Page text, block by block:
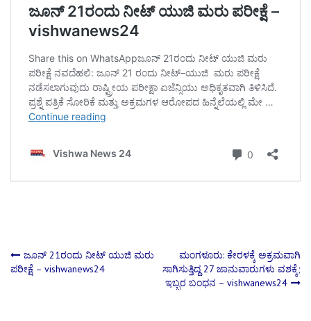
Post
ಜೂನ್‌ 21ರಂದು ನೀಟ್‌ ಯುಜಿ ಮರು
ಪರೀಕ್ಷೆ – vishwanews24
ಮಂಗಳೂರು: ಕೇರಳಕ್ಕೆ ಅಕ್ರಮವಾಗಿ
ಸಾಗಿಸುತ್ತಿದ್ದ 27 ಜಾನುವಾರುಗಳು ವಶಕ್ಕೆ;
ಇಬ್ಬರ ಬಂಧನ – vishwanews24